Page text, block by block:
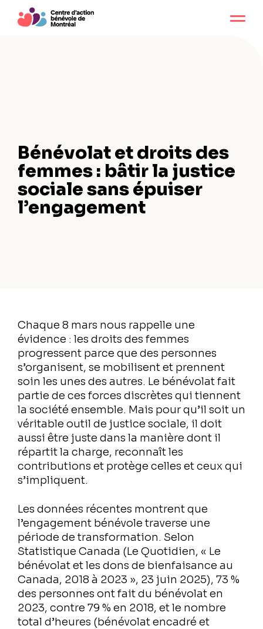
Bénévolat et droits des
femmes : bâtir la justice
sociale sans épuiser
l’engagement
Chaque 8 mars nous rappelle une
évidence : les droits des femmes
progressent parce que des personnes
s’organisent, se mobilisent et prennent
soin les unes des autres. Le bénévolat fait
partie de ces forces discrètes qui tiennent
la société ensemble. Mais pour qu’il soit un
véritable outil de justice sociale, il doit
aussi être juste dans la manière dont il
répartit la charge, reconnaît les
contributions et protège celles et ceux qui
s’impliquent.
Les données récentes montrent que
l’engagement bénévole traverse une
période de transformation. Selon
Statistique Canada (Le Quotidien, « Le
bénévolat et les dons de bienfaisance au
Canada, 2018 à 2023 », 23 juin 2025), 73 %
des personnes ont fait du bénévolat en
2023, contre 79 % en 2018, et le nombre
total d’heures (bénévolat encadré et